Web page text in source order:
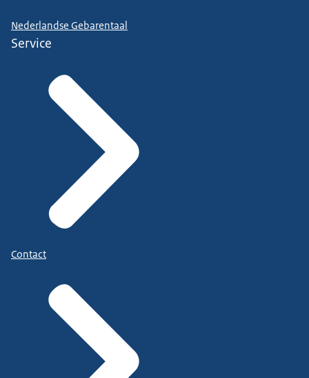
Nederlandse Gebarentaal
Service
Contact